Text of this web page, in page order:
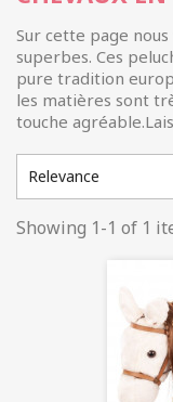
Sur cette page
superbes. Ces
pure tradition
les matières sont
touche
Relevance
Showing 1-1 of 1